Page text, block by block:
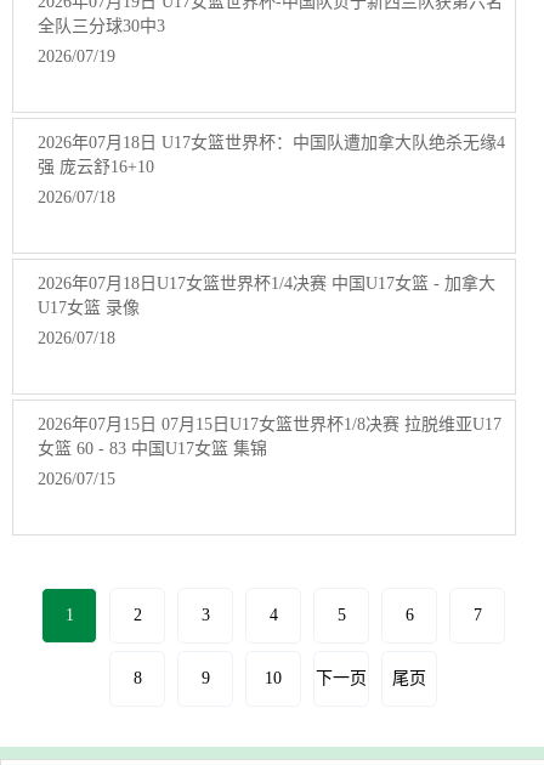
全队三分球30中3
2026/07/19
2026年07月18日 U17女篮世界杯：中国队遭加拿大队绝杀无缘4
强 庞云舒16+10
2026/07/18
2026年07月18日U17女篮世界杯1/4决赛 中国U17女篮 - 加拿大
U17女篮 录像
2026/07/18
2026年07月15日 07月15日U17女篮世界杯1/8决赛 拉脱维亚U17
女篮 60 - 83 中国U17女篮 集锦
2026/07/15
1 2 3 4 5 6 7
8 9 10 下一页 尾页